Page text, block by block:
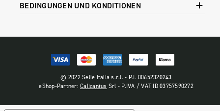
BEDINGUNGEN UND KONDITIONEN
© 2022 Selle Italia s.r.l. - P.I. 00652320243
eShop-Partner: Calicantus Srl - P.IVA / VAT ID 03757590272